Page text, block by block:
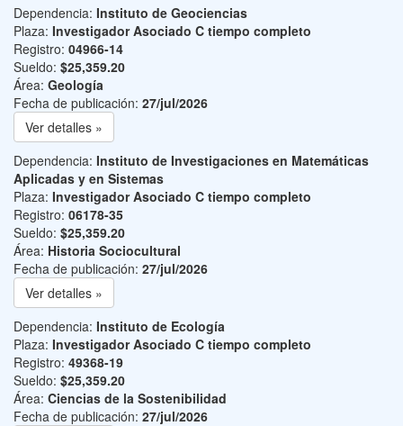
Dependencia: Instituto de Geociencias
Plaza: Investigador Asociado C tiempo completo
Registro: 04966-14
Sueldo: $25,359.20
Área: Geología
Fecha de publicación: 27/jul/2026
Ver detalles »
Dependencia: Instituto de Investigaciones en Matemáticas
Aplicadas y en Sistemas
Plaza: Investigador Asociado C tiempo completo
Registro: 06178-35
Sueldo: $25,359.20
Área: Historia Sociocultural
Fecha de publicación: 27/jul/2026
Ver detalles »
Dependencia: Instituto de Ecología
Plaza: Investigador Asociado C tiempo completo
Registro: 49368-19
Sueldo: $25,359.20
Área: Ciencias de la Sostenibilidad
Fecha de publicación: 27/jul/2026